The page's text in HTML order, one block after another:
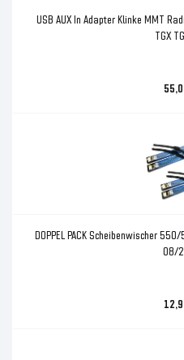
USB AUX In Adapter Klinke MMT
TGX
DOPPEL PACK Scheibenwischer
08/